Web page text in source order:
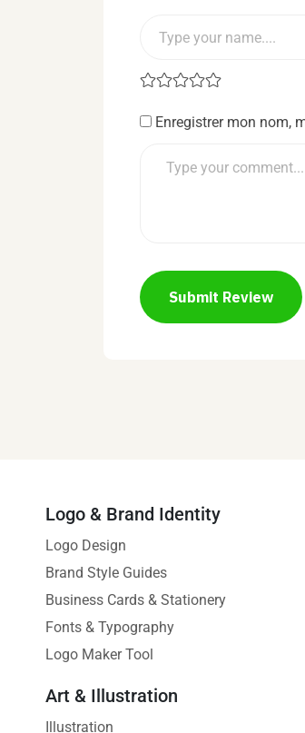
Enregistrer mon nom,
Submit Review
Logo & Brand Identity
Logo Design
Brand Style Guides
Business Cards & Stationery
Fonts & Typography
Logo Maker Tool
Art & Illustration
Illustration